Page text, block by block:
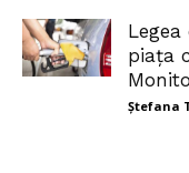
piața
Ștefana